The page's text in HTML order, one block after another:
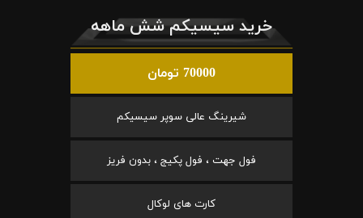
خرید سیسیکم شش ماهه
70000 تومان
شیرینگ عالی سوپر سیسیکم
فول جهت ، فول پکیج ، بدون فریز
کارت های لوکال